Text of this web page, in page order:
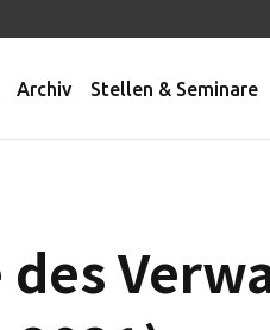
Archiv Stellen & Seminare